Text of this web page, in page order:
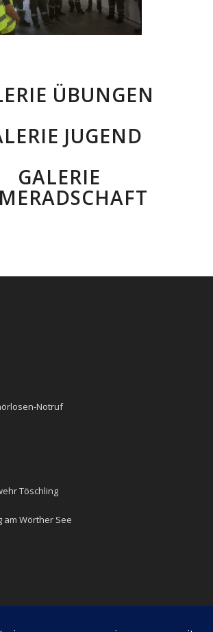
ÜBUNGEN
JUGEND
GALERIE
Notruf
Töschling
am Wörther See